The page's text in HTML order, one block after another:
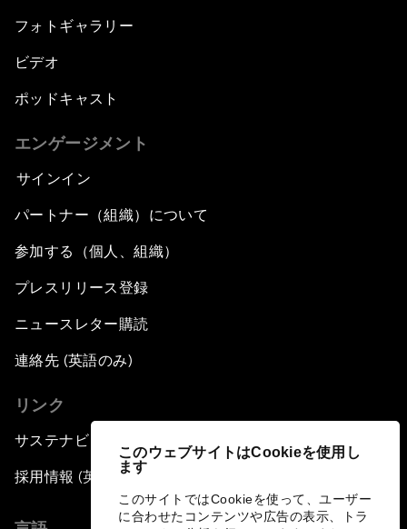
このウェブサイトはCookieを使用し
ます
このサイトではCookieを使って、ユーザー
に合わせたコンテンツや広告の表示、トラ
フォトギャラリー
ビデオ
ポッドキャスト
エンゲージメント
サインイン
パートナー（組織）について
参加する（個人、組織）
プレスリリース登録
ニュースレター購読
連絡先 (英語のみ)
リンク
サステナビリティへの取り組み
採用情報 (英語のみ)